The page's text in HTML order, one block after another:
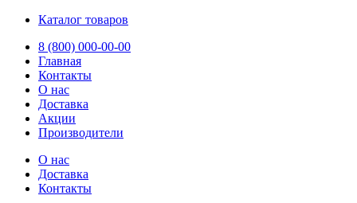
Каталог товаров
8 (800) 000-00-00
Главная
Контакты
О нас
Доставка
Акции
Производители
О нас
Доставка
Контакты